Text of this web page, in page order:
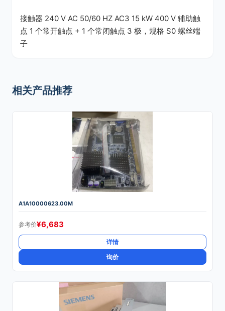
接触器 240 V AC 50/60 HZ AC3 15 kW 400 V 辅助触
点 1 个常开触点 + 1 个常闭触点 3 极，规格 S0 螺丝端
子
相关产品推荐
A1A10000623.00M
参考价¥6,683
详情
询价